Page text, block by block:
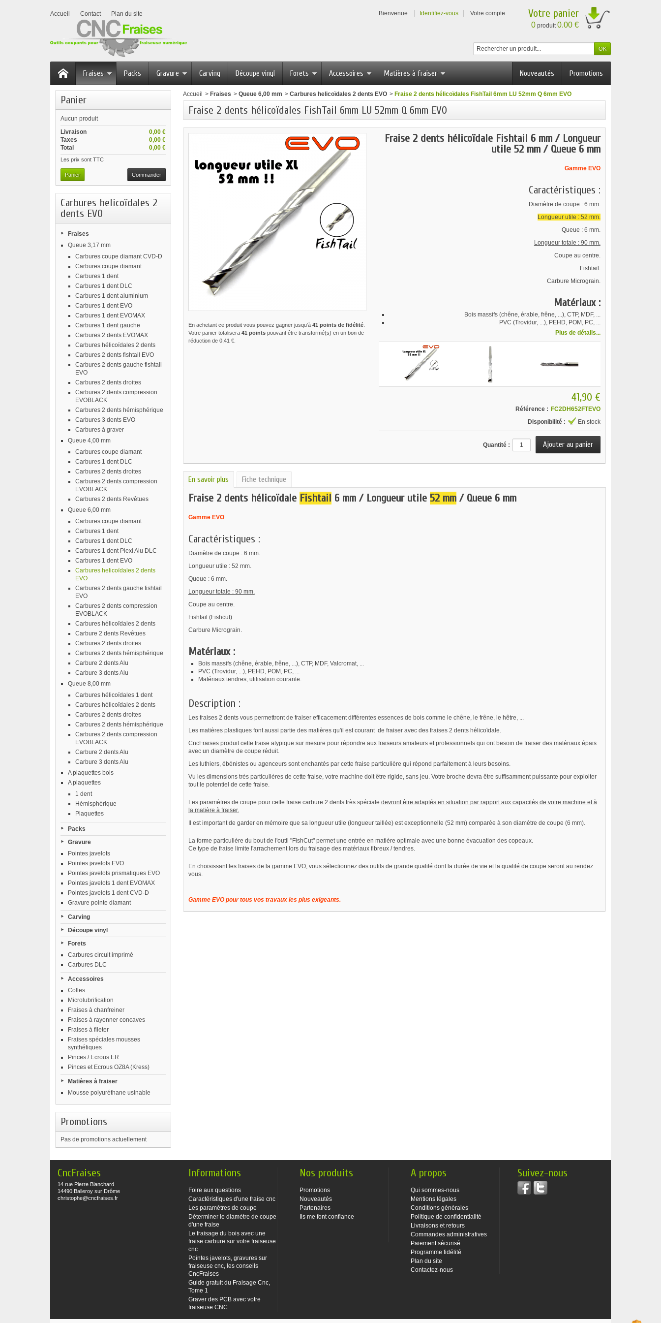
Accueil Contact Plan du site Bienvenue Identifiez-vous Votre compte Votre panier
0 produit0.00 €
Promotions
Nouveautés
Fraises Packs Gravure Carving Découpe vinyl Forets Accessoires Matières à fraiser
Panier
Aucun produit
0,00 €
Livraison
0,00 €
Taxes
0,00 €
Total
Les prix sont TTC
Panier Commander
Carbures helicoïdales 2
dents EVO
Fraises
Queue 3,17 mm
Carbures coupe diamant CVD-D
Carbures coupe diamant
Carbures 1 dent
Carbures 1 dent DLC
Carbures 1 dent aluminium
Carbures 1 dent EVO
Carbures 1 dent EVOMAX
Carbures 1 dent gauche
Carbures 2 dents EVOMAX
Carbures hélicoïdales 2 dents
Carbures 2 dents fishtail EVO
Carbures 2 dents gauche fishtail
EVO
Carbures 2 dents droites
Carbures 2 dents compression
EVOBLACK
Carbures 2 dents hémisphérique
Carbures 3 dents EVO
Carbures à graver
Queue 4,00 mm
Carbures coupe diamant
Carbures 1 dent DLC
Carbures 2 dents droites
Carbures 2 dents compression
EVOBLACK
Carbures 2 dents Revêtues
Queue 6,00 mm
Carbures coupe diamant
Carbures 1 dent
Carbures 1 dent DLC
Carbures 1 dent Plexi Alu DLC
Carbures 1 dent EVO
Carbures helicoïdales 2 dents
EVO
Carbures 2 dents gauche fishtail
EVO
Carbures 2 dents compression
EVOBLACK
Carbures hélicoïdales 2 dents
Carbure 2 dents Revêtues
Carbures 2 dents droites
Carbures 2 dents hémisphérique
Carbure 2 dents Alu
Carbure 3 dents Alu
Queue 8,00 mm
Carbures hélicoïdales 1 dent
Carbures hélicoïdales 2 dents
Carbures 2 dents droites
Carbures 2 dents hémisphérique
Carbures 2 dents compression
EVOBLACK
Carbure 2 dents Alu
Carbure 3 dents Alu
A plaquettes bois
A plaquettes
1 dent
Hémisphérique
Plaquettes
Packs
Gravure
Pointes javelots
Pointes javelots EVO
Pointes javelots prismatiques EVO
Pointes javelots 1 dent EVOMAX
Pointes javelots 1 dent CVD-D
Gravure pointe diamant
Carving
Découpe vinyl
Forets
Carbures circuit imprimé
Carbures DLC
Accessoires
Colles
Microlubrification
Fraises à chanfreiner
Fraises à rayonner concaves
Fraises à fileter
Fraises spéciales mousses
synthétiques
Pinces / Ecrous ER
Pinces et Ecrous OZ8A (Kress)
Matières à fraiser
Mousse polyuréthane usinable
Promotions
Pas de promotions actuellement
Accueil > Fraises > Queue 6,00 mm > Carbures helicoïdales 2 dents EVO > Fraise 2 dents hélicoïdales FishTail 6mm LU 52mm Q 6mm EVO
Fraise 2 dents hélicoïdales FishTail 6mm LU 52mm Q 6mm EVO
En achetant ce produit vous pouvez gagner jusqu'à 41 points de fidélité.
Votre panier totalisera 41 pointspouvant être transformé(s) en un bon de
réduction de 0,41 €.
Fraise 2 dents hélicoïdale Fishtail 6 mm / Longueur
utile 52 mm / Queue 6 mm
Gamme EVO
Caractéristiques :
Diamètre de coupe : 6 mm.
Longueur utile : 52 mm.
Queue : 6 mm.
Longueur totale : 90 mm.
Coupe au centre.
Fishtail.
Carbure Micrograin.
Matériaux :
Bois massifs (chêne, érable, frêne, ...), CTP, MDF, ...
PVC (Trovidur, ...), PEHD, POM, PC, ...
Plus de détails...
41,90 €
Référence : FC2DH652FTEVO
Disponibilité :
En stock
Quantité :
En savoir plus Fiche technique
Fraise 2 dents hélicoïdale Fishtail 6 mm / Longueur utile 52 mm/ Queue 6 mm
Gamme EVO
Caractéristiques :
Diamètre de coupe : 6 mm.
Longueur utile : 52 mm.
Queue : 6 mm.
Longueur totale : 90 mm.
Coupe au centre.
Fishtail (Fishcut)
Carbure Micrograin.
Matériaux :
Bois massifs (chêne, érable, frêne, ...), CTP, MDF, Valcromat, ...
PVC (Trovidur, ...), PEHD, POM, PC, ...
Matériaux tendres, utilisation courante.
Description :
Les fraises 2 dents vous permettront de fraiser efficacement différentes essences de bois comme le chêne, le frêne, le hêtre, ...
Les matières plastiques font aussi partie des matières qu'il est courant de fraiser avec des fraises 2 dents hélicoïdale.
CncFraises produit cette fraise atypique sur mesure pour répondre aux fraiseurs amateurs et professionnels qui ont besoin de fraiser des matériaux épais
avec un diamètre de coupe réduit.
Les luthiers, ébénistes ou agenceurs sont enchantés par cette fraise particulière qui répond parfaitement à leurs besoins.
Vu les dimensions très particulières de cette fraise, votre machine doit être rigide, sans jeu. Votre broche devra être suffisamment puissante pour exploiter
tout le potentiel de cette fraise.
Les paramètres de coupe pour cette fraise carbure 2 dents très spéciale devront être adaptés en situation par rapport aux capacités de votre machine et à
la matière à fraiser.
Il est important de garder en mémoire que sa longueur utile (longueur taillée) est exceptionnelle (52 mm) comparée à son diamètre de coupe (6 mm).
La forme particulière du bout de l'outil "FishCut" permet une entrée en matière optimale avec une bonne évacuation des copeaux.
Ce type de fraise limite l'arrachement lors du fraisage des matériaux fibreux / tendres.
En choisissant les fraises de la gamme EVO, vous sélectionnez des outils de grande qualité dont la durée de vie et la qualité de coupe seront au rendez
vous.
Gamme EVO pour tous vos travaux les plus exigeants.
CncFraises
14 rue Pierre Blanchard
14490 Balleroy sur Drôme
christophe@cncfraises.fr
Informations
Foire aux questions
Caractéristiques d'une fraise cnc
Les paramètres de coupe
Déterminer le diamètre de coupe
d'une fraise
Le fraisage du bois avec une
fraise carbure sur votre fraiseuse
cnc
Pointes javelots, gravures sur
fraiseuse cnc, les conseils
CncFraises
Guide gratuit du Fraisage Cnc,
Tome 1
Graver des PCB avec votre
fraiseuse CNC
Nos produits
Promotions
Nouveautés
Partenaires
Ils me font confiance
A propos
Qui sommes-nous
Mentions légales
Conditions générales
Politique de confidentialité
Livraisons et retours
Commandes administratives
Paiement sécurisé
Programme fidélité
Plan du site
Contactez-nous
Suivez-nous